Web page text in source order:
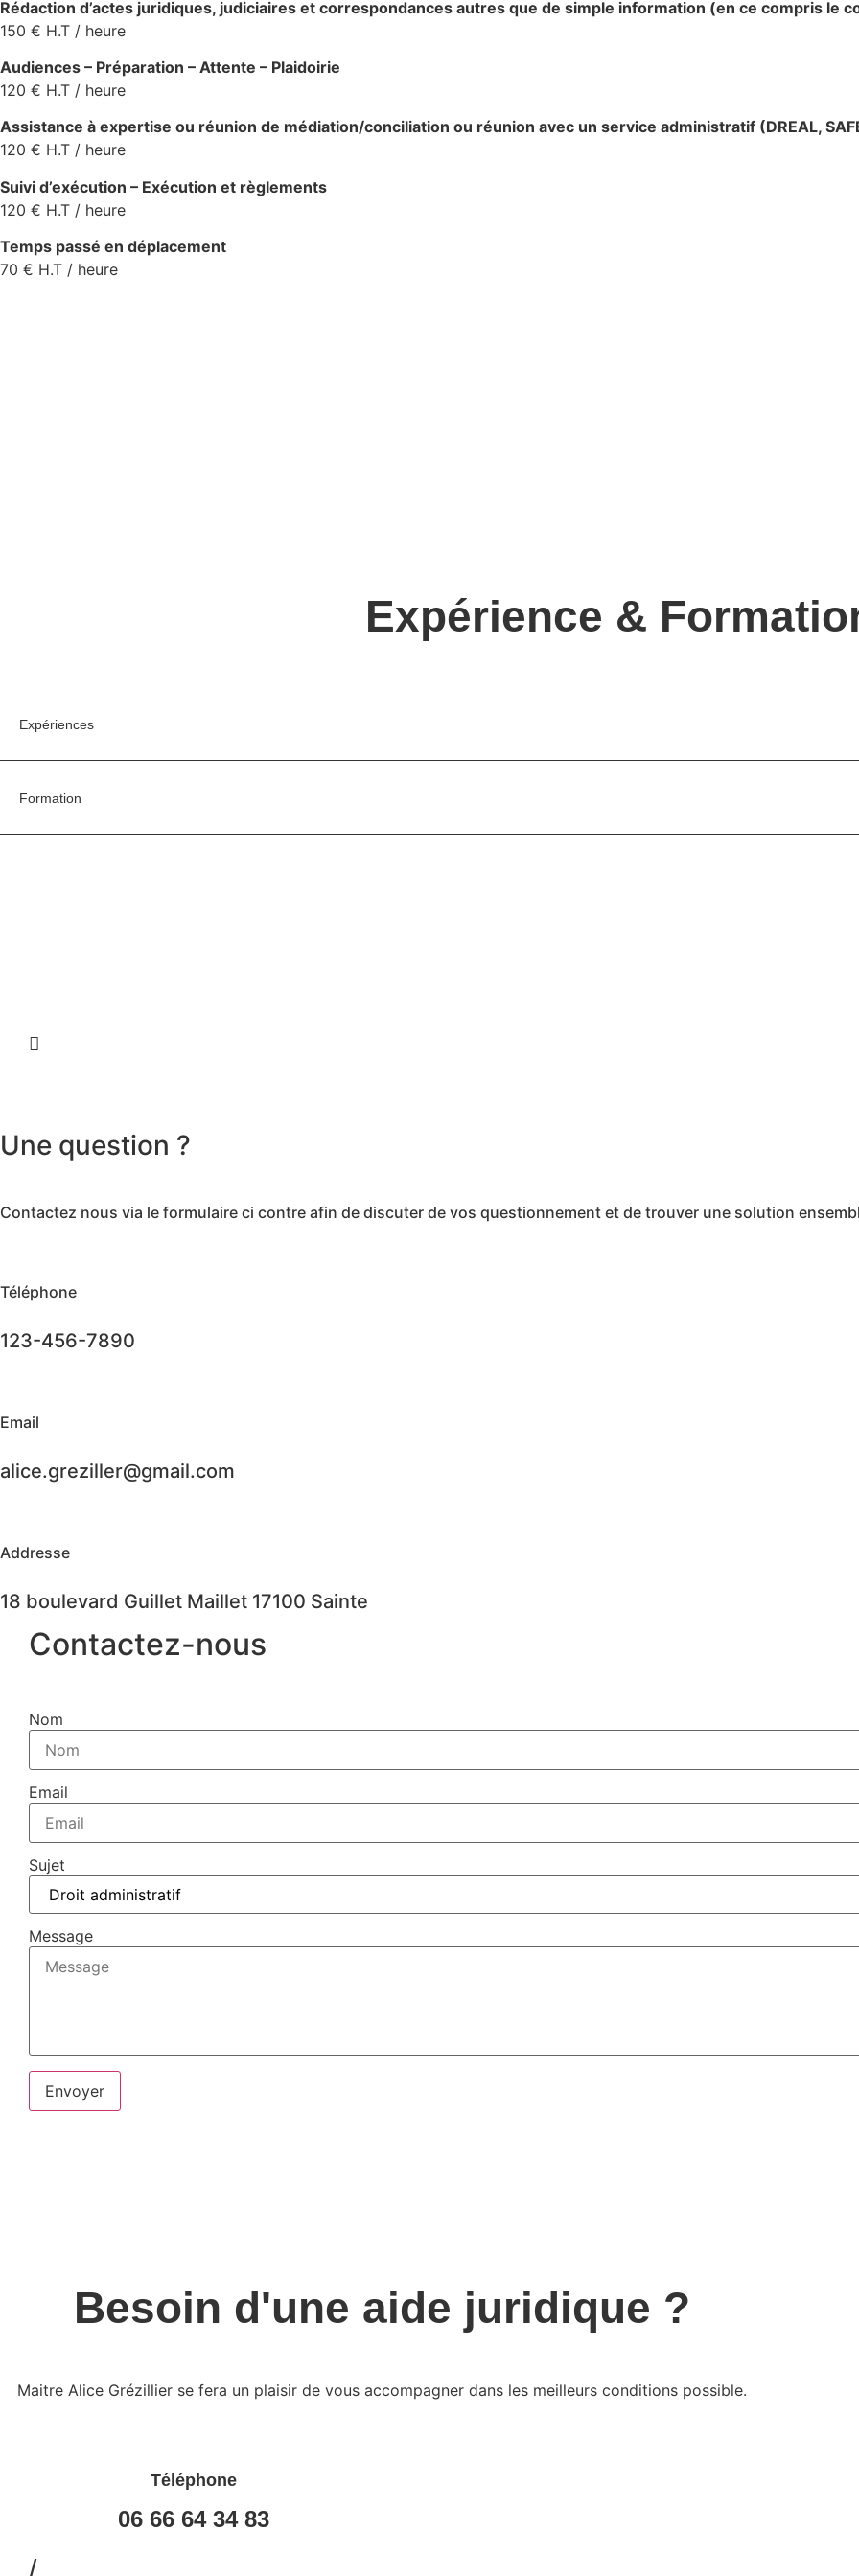
Rédaction d’actes juridiques, judiciaires et correspondances autres que de simple information (en ce compris le
150 € H.T / heure
Audiences – Préparation – Attente – Plaidoirie
120 € H.T / heure
Assistance à expertise ou réunion de médiation/conciliation ou réunion avec un service administratif (DREAL,
120 € H.T / heure
Suivi d’exécution – Exécution et règlements
120 € H.T / heure
Temps passé en déplacement
70 € H.T / heure
Expérience &
Expériences
Formation
Une question ?
Contactez nous via le formulaire ci contre afin de discuter de vos questionnement et de trouver une solution
Téléphone
123-456-7890
Email
alice.greziller@gmail.com
Addresse
18 boulevard Guillet Maillet 17100 Sainte
Contactez-nous
Nom
Email
Sujet
Message
Envoyer
Besoin d'une aide juridique ?
Maitre Alice Grézillier se fera un plaisir de vous accompagner dans les meilleurs conditions possible.
Téléphone
06 66 64 34 83